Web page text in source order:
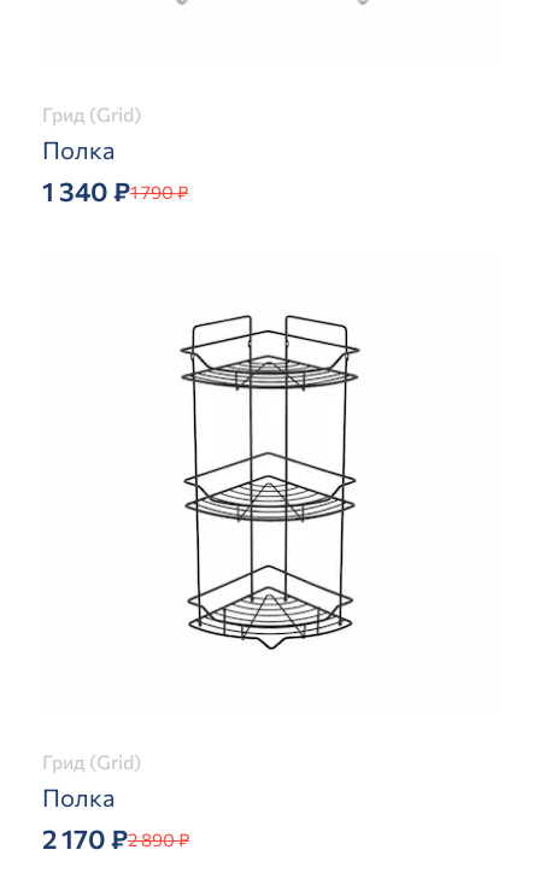
Грид (Grid)
Полка
1 340 ₽1 790 ₽
Грид (Grid)
Полка
2 170 ₽2 890 ₽